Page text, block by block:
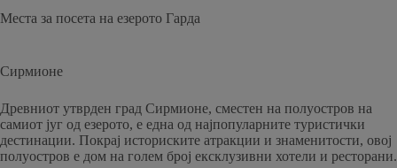
Места за посета на езерото Гарда
Сирмионе
Древниот утврден град Сирмионе, сместен на полуостров на
самиот југ од езерото, е една од најпопуларните туристички
дестинации. Покрај историските атракции и знаменитости, овој
полуостров е дом на голем број ексклузивни хотели и ресторани.